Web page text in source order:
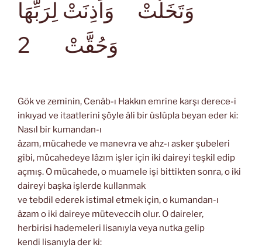
وَتَخَلَّتْ وَاَذِنَتْ لِرَبِّهَا
وَحُقَّتْ
2
Gök ve zeminin, Cenâb-ı Hakkın emrine karşı derece-i
inkıyad ve itaatlerini şöyle âli bir üslûpla beyan eder ki:
Nasıl bir kumandan-ı
âzam, mücahede ve manevra ve ahz-ı asker şubeleri
gibi, mücahedeye lâzım işler için iki daireyi teşkil edip
açmış. O mücahede, o muamele işi bittikten sonra, o iki
daireyi başka işlerde kullanmak
ve tebdil ederek istimal etmek için, o kumandan-ı
âzam o iki daireye müteveccih olur. O daireler,
herbirisi hademeleri lisanıyla veya nutka gelip
kendi lisanıyla der ki: